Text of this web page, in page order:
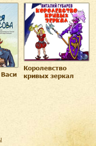
Королевство
кривых зеркал